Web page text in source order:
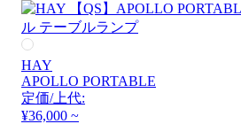
HAY
APOLLO PORTABLE
定価/上代:
¥36,000 ~